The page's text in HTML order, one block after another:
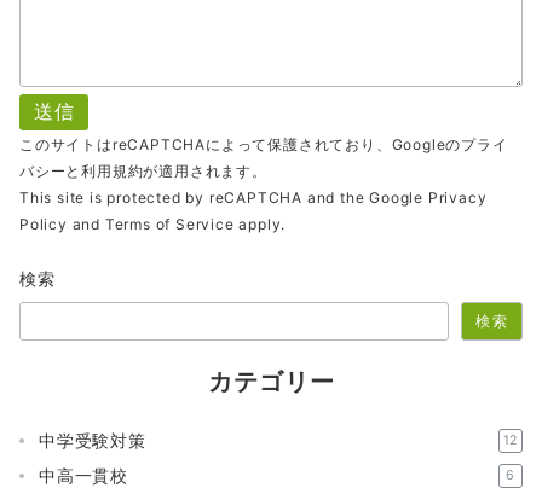
このサイトはreCAPTCHAによって保護されており、Googleのプライ
バシー と利用規約が適用されます。
This site is protected by reCAPTCHA and the Google Privacy
Policy and Terms of Service apply.
検索
検索
カテゴリー
中学受験対策 12
中高一貫校 6